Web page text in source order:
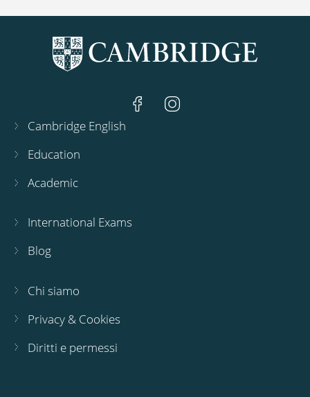
Cambridge English
Education
Academic
International Exams
Blog
Chi siamo
Privacy & Cookies
Diritti e permessi